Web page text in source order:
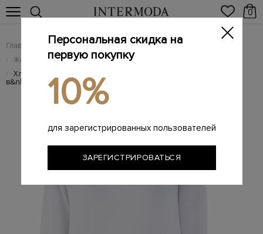
0
Главная Женщинам / Женская одежда
/ Женские футболки
/ Хлопковый лонгслив из&nbsp;джерси с&nbsp;принтом
в&nbsp;стиле леттеринг
Персональная скидка на
первую покупку
10%
для зарегистрированных пользователей
ЗАРЕГИСТРИРОВАТЬСЯ